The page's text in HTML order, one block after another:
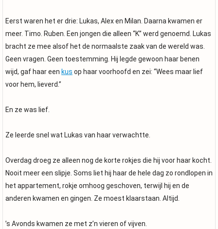
Eerst waren het er drie: Lukas, Alex en Milan. Daarna kwamen er
meer. Timo. Ruben. Een jongen die alleen “K” werd genoemd. Lukas
bracht ze mee alsof het de normaalste zaak van de wereld was.
Geen vragen. Geen toestemming. Hij legde gewoon haar benen
wijd, gaf haar een kus op haar voorhoofd en zei: “Wees maar lief
voor hem, lieverd.”
En ze was lief.
Ze leerde snel wat Lukas van haar verwachtte.
Overdag droeg ze alleen nog de korte rokjes die hij voor haar kocht.
Nooit meer een slipje. Soms liet hij haar de hele dag zo rondlopen in
het appartement, rokje omhoog geschoven, terwijl hij en de
anderen kwamen en gingen. Ze moest klaarstaan. Altijd.
’s Avonds kwamen ze met z’n vieren of vijven.